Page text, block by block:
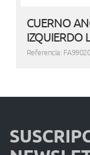
CUERNO
IZQUIERDO
Referencia: